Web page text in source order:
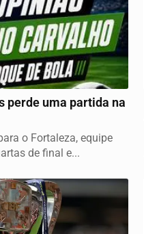
perde uma partida na
o Fortaleza, equipe
de final e...